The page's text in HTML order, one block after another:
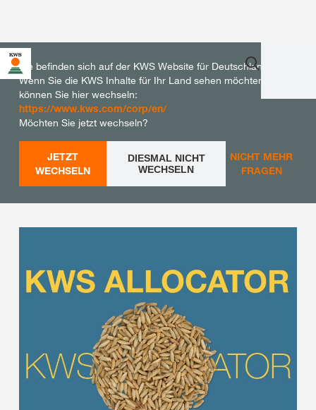
Sie befinden sich auf der KWS Website für Deutschland.
Wenn Sie die KWS Inhalte für Ihr Land sehen möchten,
können Sie hier wechseln:
https://www.kws.com/corp/en/
Möchten Sie jetzt wechseln?
JETZT
WECHSELN
DIESMAL NICHT
WECHSELN
NICHT MEHR
FRAGEN